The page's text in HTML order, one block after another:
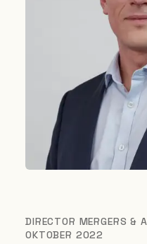
DIRECTOR MERGERS &
OKTOBER 2022